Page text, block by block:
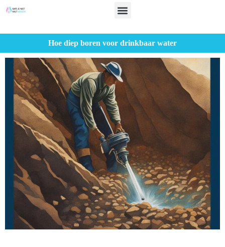
Hoe diep boren voor drinkbaar water